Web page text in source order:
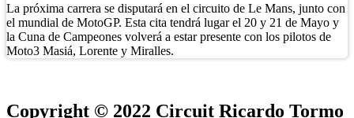
La próxima carrera se disputará en el circuito de Le Mans, junto con
el mundial de MotoGP. Esta cita tendrá lugar el 20 y 21 de Mayo y
la Cuna de Campeones volverá a estar presente con los pilotos de
Moto3 Masiá, Lorente y Miralles.
Copyright © 2022 Circuit Ricardo Tormo